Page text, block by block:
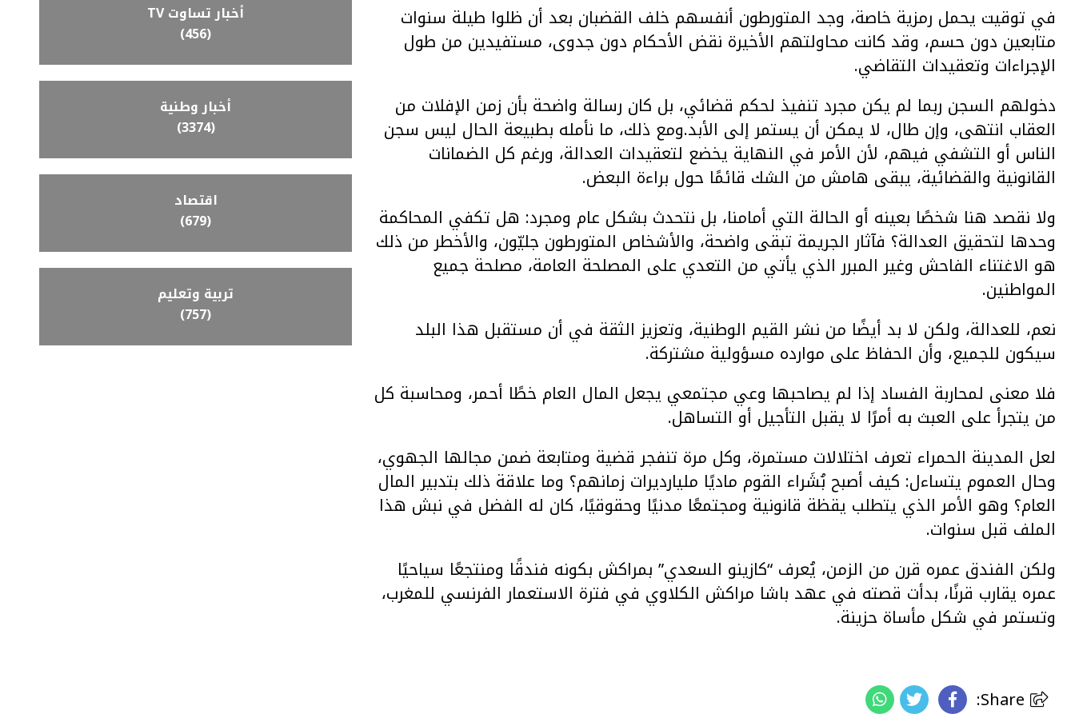
في توقيت يحمل رمزية خاصة، وجد المتورطون أنفسهم خلف القضبان بعد أن ظلوا طيلة سنوات
متابعين دون حسم، وقد كانت محاولتهم الأخيرة نقض الأحكام دون جدوى، مستفيدين من طول
الإجراءات وتعقيدات التقاضي.
دخولهم السجن ربما لم يكن مجرد تنفيذ لحكم قضائي، بل كان رسالة واضحة بأن زمن الإفلات من
العقاب انتهى، وإن طال، لا يمكن أن يستمر إلى الأبد.ومع ذلك، ما نأمله بطبيعة الحال ليس سجن
الناس أو التشفي فيهم، لأن الأمر في النهاية يخضع لتعقيدات العدالة، ورغم كل الضمانات
القانونية والقضائية، يبقى هامش من الشك قائمًا حول براءة البعض.
ولا نقصد هنا شخصًا بعينه أو الحالة التي أمامنا، بل نتحدث بشكل عام ومجرد: هل تكفي المحاكمة
وحدها لتحقيق العدالة؟ فآثار الجريمة تبقى واضحة، والأشخاص المتورطون جليّون، والأخطر من ذلك
هو الاغتناء الفاحش وغير المبرر الذي يأتي من التعدي على المصلحة العامة، مصلحة جميع
المواطنين.
نعم، للعدالة، ولكن لا بد أيضًا من نشر القيم الوطنية، وتعزيز الثقة في أن مستقبل هذا البلد
سيكون للجميع، وأن الحفاظ على موارده مسؤولية مشتركة.
فلا معنى لمحاربة الفساد إذا لم يصاحبها وعي مجتمعي يجعل المال العام خطًا أحمر، ومحاسبة كل
من يتجرأ على العبث به أمرًا لا يقبل التأجيل أو التساهل.
لعل المدينة الحمراء تعرف اختلالات مستمرة، وكل مرة تنفجر قضية ومتابعة ضمن مجالها الجهوي،
وحال العموم يتساءل: كيف أصبح بُشَراء القوم ماديًا مليارديرات زمانهم؟ وما علاقة ذلك بتدبير المال
العام؟ وهو الأمر الذي يتطلب يقظة قانونية ومجتمعًا مدنيًا وحقوقيًا، كان له الفضل في نبش هذا
الملف قبل سنوات.
ولكن الفندق عمره قرن من الزمن، يُعرف “كازينو السعدي” بمراكش بكونه فندقًا ومنتجعًا سياحيًا
عمره يقارب قرنًا، بدأت قصته في عهد باشا مراكش الكلاوي في فترة الاستعمار الفرنسي للمغرب،
وتستمر في شكل مأساة حزينة.
أخبار تساوت TV
(456)
أخبار وطنية
(3374)
اقتصاد
(679)
تربية وتعليم
(757)